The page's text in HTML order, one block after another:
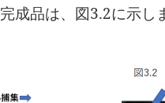
成品は、図3.2に示し